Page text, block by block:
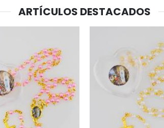
-10%
€15.00 €13.50
ARTÍCULOS DESTACADOS